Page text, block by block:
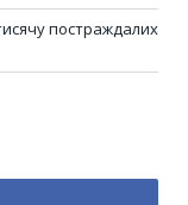
постраждалих